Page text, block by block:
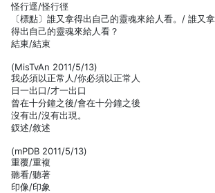
怪行逕/怪行徑
〔標點〕誰又拿得出自己的靈魂來給人看。/ 誰又拿
得出自己的靈魂來給人看？
結東/結束
(MisTvAn 2011/5/13)
我必須以正常人/你必須以正常人
日一出口/才一出口
曾在十分鐘之後/會在十分鐘之後
沒有出/沒有出現。
釵述/敘述
(mPDB 2011/5/13)
重覆/重複
聽看/聽著
印像/印象